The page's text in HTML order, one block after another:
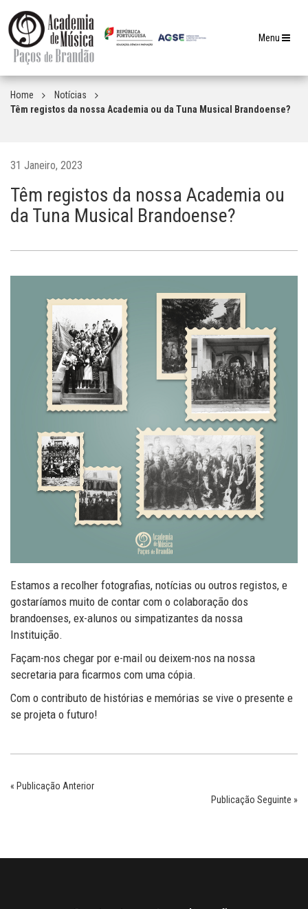
Toggle
Menu
Home
Notícias
Têm registos da nossa Academia ou da Tuna Musical Brandoense?
31 Janeiro, 2023
Têm registos da nossa Academia ou
da Tuna Musical Brandoense?
Estamos a recolher fotografias, notícias ou outros registos, e
gostaríamos muito de contar com o colaboração dos
brandoenses, ex-alunos ou simpatizantes da nossa
Instituição.
Façam-nos chegar por e-mail ou deixem-nos na nossa
secretaria para ficarmos com uma cópia.
Com o contributo de histórias e memórias se vive o presente e
se projeta o futuro!
« Publicação Anterior
Publicação Seguinte »